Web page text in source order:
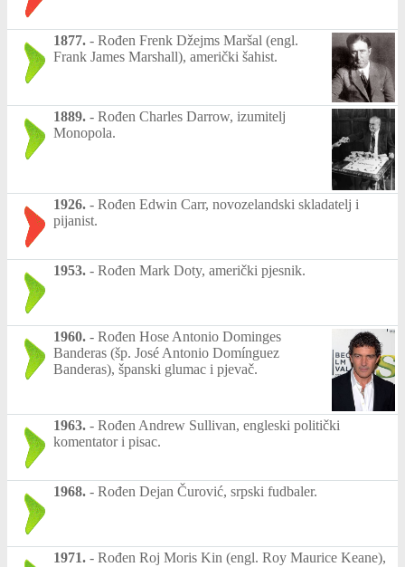
1877. - Rođen Frenk Džejms Maršal (engl.
Frank James Marshall), američki šahist.
1889. - Rođen Charles Darrow, izumitelj
Monopola.
1926. - Rođen Edwin Carr, novozelandski skladatelj i
pijanist.
1953. - Rođen Mark Doty, američki pjesnik.
1960. - Rođen Hose Antonio Dominges
Banderas (šp. José Antonio Domínguez
Banderas), španski glumac i pjevač.
1963. - Rođen Andrew Sullivan, engleski politički
komentator i pisac.
1968. - Rođen Dejan Čurović, srpski fudbaler.
1971. - Rođen Roj Moris Kin (engl. Roy Maurice Keane),